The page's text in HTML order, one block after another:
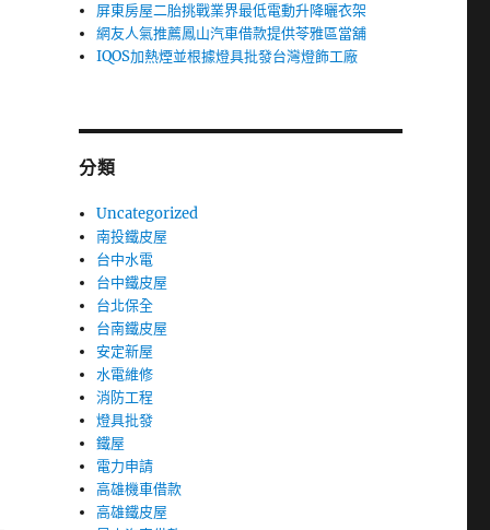
屏東房屋二胎挑戰業界最低電動升降曬衣架
網友人氣推薦鳳山汽車借款提供苓雅區當舖
IQOS加熱煙並根據燈具批發台灣燈飾工廠
分類
Uncategorized
南投鐵皮屋
台中水電
台中鐵皮屋
台北保全
台南鐵皮屋
安定新屋
水電維修
消防工程
燈具批發
鐵屋
電力申請
高雄機車借款
高雄鐵皮屋